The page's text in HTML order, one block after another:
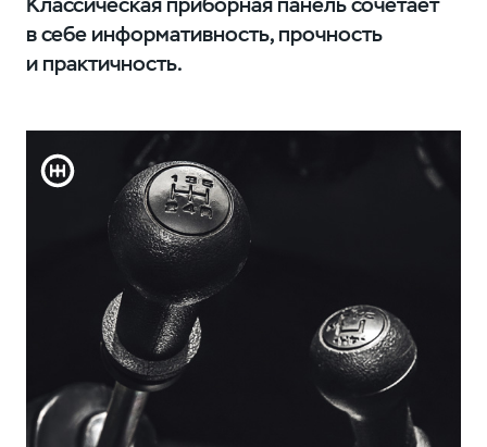
в себе информативность, прочность
и практичность.